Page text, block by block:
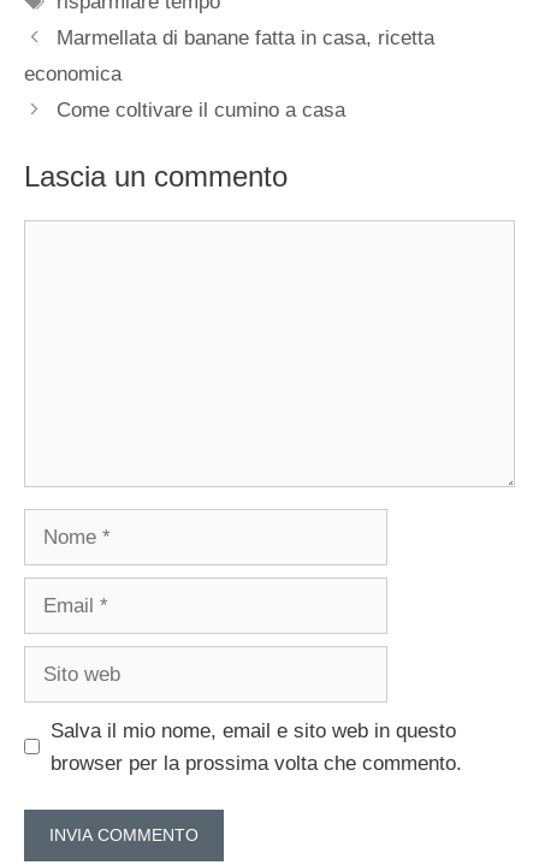
Marmellata di banane fatta in casa, ricetta
economica
Come coltivare il cumino a casa
Lascia un commento
Nome
Email
Sito
Salva il mio nome, email e sito web in questo
browser per la prossima volta che commento.